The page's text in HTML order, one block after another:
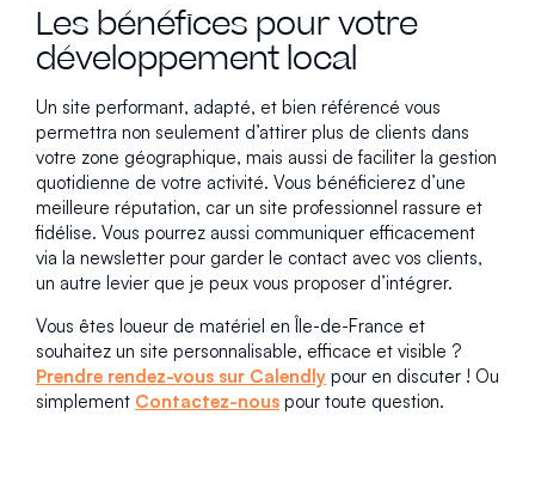
Les bénéfices pour votre
développement local
Un site performant, adapté, et bien référencé vous
permettra non seulement d’attirer plus de clients dans
votre zone géographique, mais aussi de faciliter la gestion
quotidienne de votre activité. Vous bénéficierez d’une
meilleure réputation, car un site professionnel rassure et
fidélise. Vous pourrez aussi communiquer efficacement
via la newsletter pour garder le contact avec vos clients,
un autre levier que je peux vous proposer d’intégrer.
Vous êtes loueur de matériel en Île-de-France et
souhaitez un site personnalisable, efficace et visible ?
Prendre rendez-vous sur Calendly pour en discuter ! Ou
simplement Contactez-nous pour toute question.